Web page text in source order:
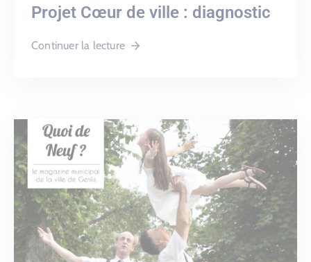
Projet Cœur de ville : diagnostic
Continuer la lecture